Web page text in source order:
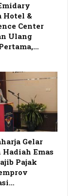
Hotel &
Center
Ulang
Gelar
Emas
Pajak